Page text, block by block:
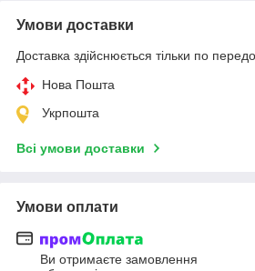
Умови доставки
Доставка здійснюється тільки по
Нова Пошта
Укрпошта
Всі умови доставки
Умови оплати
Ви отримаєте замовлення